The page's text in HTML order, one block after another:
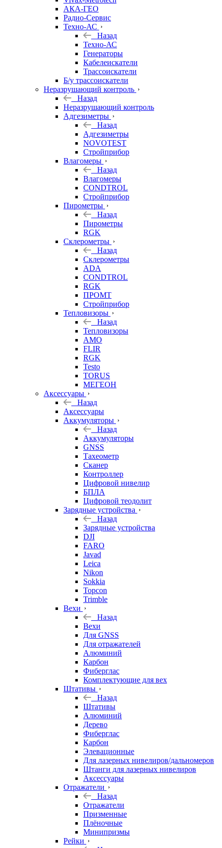
АКА-ГЕО
Радио-Сервис
Техно-АС
Назад
Техно-АС
Генераторы
Кабелеискатели
Трассоискатели
Б/у трассоискатели
Неразрушающий контроль
Назад
Неразрушающий контроль
Адгезиметры
Назад
Адгезиметры
NOVOTEST
Стройприбор
Влагомеры
Назад
Влагомеры
CONDTROL
Стройприбор
Пирометры
Назад
Пирометры
RGK
Склерометры
Назад
Склерометры
ADA
CONDTROL
RGK
ПРОМТ
Стройприбор
Тепловизоры
Назад
Тепловизоры
AMO
FLIR
RGK
Testo
TORUS
МЕГЕОН
Аксессуары
Назад
Аксессуары
Аккумуляторы
Назад
Аккумуляторы
GNSS
Тахеометр
Сканер
Контроллер
Цифровой нивелир
БПЛА
Цифровой теодолит
Зарядные устройства
Назад
Зарядные устройства
DJI
FARO
Javad
Leica
Nikon
Sokkia
Topcon
Trimble
Вехи
Назад
Вехи
Для GNSS
Для отражателей
Алюминий
Карбон
Фиберглас
Комплектующие для вех
Штативы
Назад
Штативы
Алюминий
Дерево
Фиберглас
Карбон
Элевационные
Для лазерных нивелиров/дальномеров
Штанги для лазерных нивелиров
Аксессуары
Отражатели
Назад
Отражатели
Призменные
Плёночные
Минипризмы
Рейки